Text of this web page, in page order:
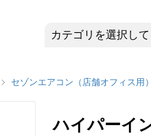
セゾンエアコン（店舗オフィス用
ハイパーイ